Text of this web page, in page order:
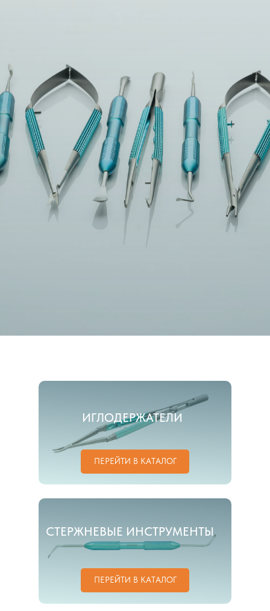
ПЕРЕЙТИ В КАТАЛОГ
ПЕРЕЙТИ В КАТАЛОГ
СТЕРЖНЕВЫЕ ИНСТРУМЕНТЫ
ИГЛОДЕРЖАТЕЛИ